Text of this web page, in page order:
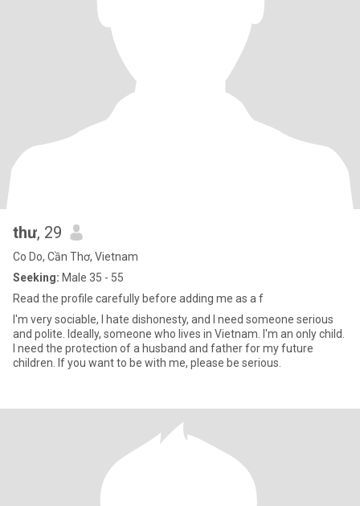
thư, 29
Co Do, Cần Thơ, Vietnam
Seeking: Male 35 - 55
Read the profile carefully before adding me as a f
I'm very sociable, I hate dishonesty, and I need someone serious
and polite. Ideally, someone who lives in Vietnam. I'm an only child.
I need the protection of a husband and father for my future
children. If you want to be with me, please be serious.